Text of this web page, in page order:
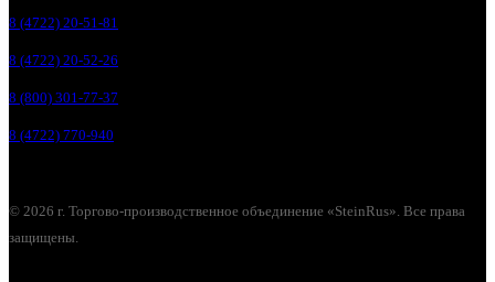
8 (4722) 20-51-81
8 (4722) 20-52-26
8 (800) 301-77-37
8 (4722) 770-940
© 2026 г. Торгово-производственное объединение «SteinRus». Все права
защищены.